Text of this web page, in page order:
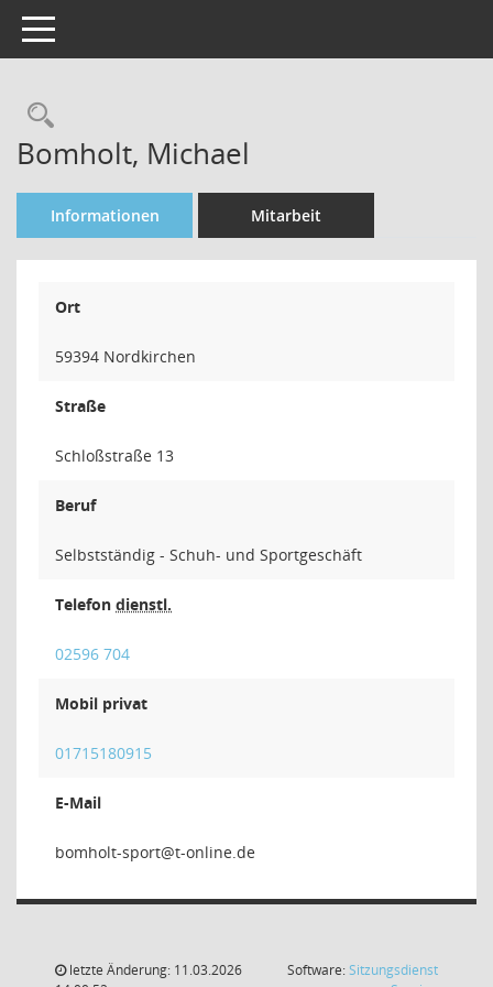
Toggle navigation
Rechercheauswahl
Bomholt, Michael
Informationen Mitarbeit
Ort
59394 Nordkirchen
Straße
Schloßstraße 13
Beruf
Selbstständig - Schuh- und Sportgeschäft
Telefon dienstl.
02596 704
Mobil privat
01715180915
E-Mail
trops-
letzte Änderung: 11.03.2026
Software:Sitzungsdienst